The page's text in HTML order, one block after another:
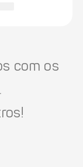
com os